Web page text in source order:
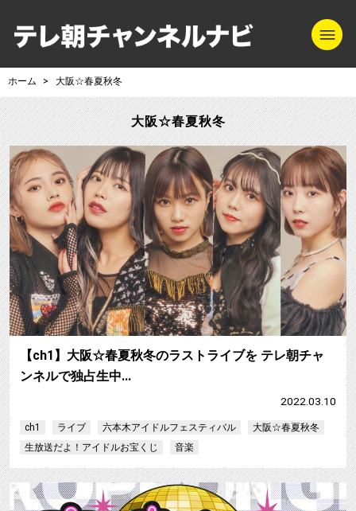
テレ朝チャンネ
ホーム 大阪☆春夏秋冬
大阪☆春夏秋冬
【ch1】大阪☆春夏秋冬のラストライブを テレ朝チャ
ンネルで独占生中…
2022.03.10
ch1 ライブ 六本木アイドルフェスティバル
大阪☆春夏秋冬
生放送だよ！アイドルお宝くじ
音楽